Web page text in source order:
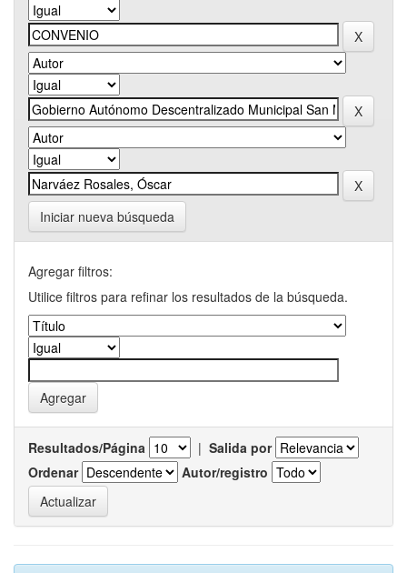
Iniciar nueva búsqueda
Agregar filtros:
Utilice filtros para refinar los resultados de la búsqueda.
Resultados/Página | Salida por
Ordenar
Autor/registro